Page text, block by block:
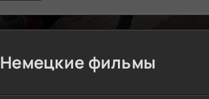
Немецкие фильмы